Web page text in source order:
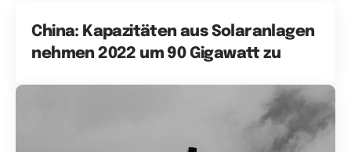
China: Kapazitäten aus Solaranlagen
nehmen 2022 um 90 Gigawatt zu